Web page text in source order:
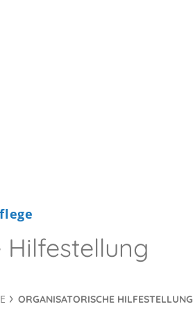
ORGANISATORISCHE HILFESTELLUNG